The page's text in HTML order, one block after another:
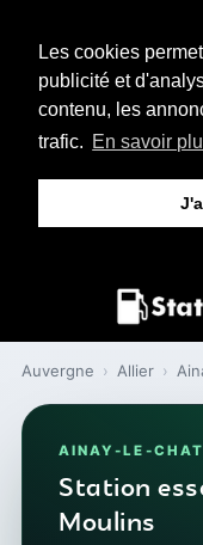
Les cookies
publicité et
contenu, les
trafic. En savoir
Auvergne › Allier ›
AINAY-LE-
Station
Moulins